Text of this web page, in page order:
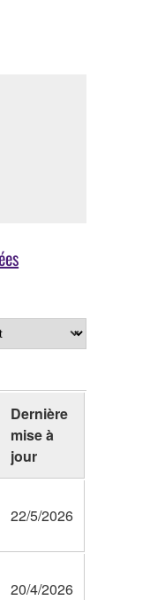
Dernière
mise à
jour
22/5/2026
20/4/2026